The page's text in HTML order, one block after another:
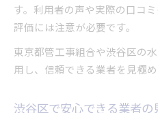
す。利用者の声や実際の口コ
評価には注意が必要です。
東京都管工事組合や渋谷区の
用し、信頼できる業者を見極め
渋谷区で安心できる業者の